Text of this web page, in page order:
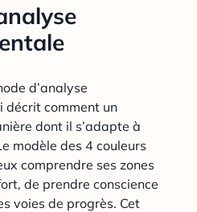
d’analyse
décrit comment un
dont il s’adapte à
modèle des 4 couleurs
comprendre ses zones
de prendre conscience
voies de progrès. Cet